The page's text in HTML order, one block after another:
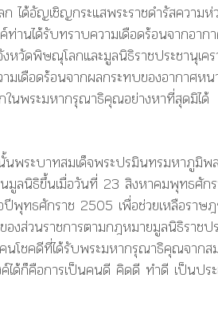
ได้อัญเชิญกระแสพระราชดำรัสความ
านได้รับทราบความเดือดร้อนจากอา
งหวัดพิษณุโลกและมูลนิธิราชประชานุเ
มเดือดร้อนจากผลกระทบของอากาศห
ในพระมหากรุณาธิคุณอย่างหาที่สุดมิได้
นพระบาทสมเด็จพระปรมินทรมหาภูมิ
นมูลนิธิขึ้นเมื่อวันที่ 23 สิงหาคมพุทธศั
ปีพุทธศักราช 2505 เพื่อช่วยเหลือร
งส่วนราชการตามกฎหมายมูลนิธิราชป
โชคดีที่ได้รับพระมหากรุณาธิคุณจากสม
ได้ก็คือการเป็นคนดี คิดดี ทำดี เป็นปร